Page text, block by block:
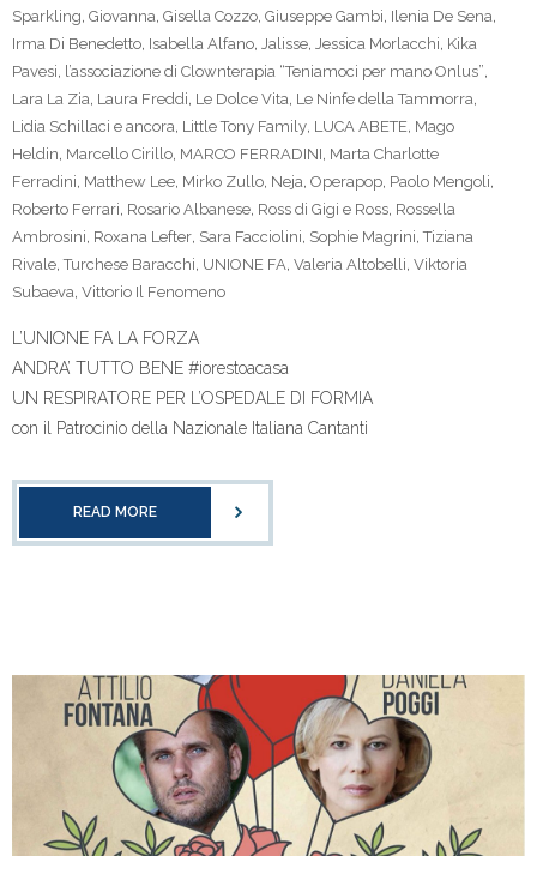
Sparkling, Giovanna, Gisella Cozzo, Giuseppe Gambi, Ilenia De Sena,
Irma Di Benedetto, Isabella Alfano, Jalisse, Jessica Morlacchi, Kika
Pavesi, l’associazione di Clownterapia “Teniamoci per mano Onlus”,
Lara La Zia, Laura Freddi, Le Dolce Vita, Le Ninfe della Tammorra,
Lidia Schillaci e ancora, Little Tony Family, LUCA ABETE, Mago
Heldin, Marcello Cirillo, MARCO FERRADINI, Marta Charlotte
Ferradini, Matthew Lee, Mirko Zullo, Neja, Operapop, Paolo Mengoli,
Roberto Ferrari, Rosario Albanese, Ross di Gigi e Ross, Rossella
Ambrosini, Roxana Lefter, Sara Facciolini, Sophie Magrini,Tiziana
Rivale,Turchese Baracchi, UNIONE FA, Valeria Altobelli, Viktoria
Subaeva, Vittorio Il Fenomeno
L’UNIONE FA LA FORZA
ANDRA’ TUTTO BENE #iorestoacasa
UN RESPIRATORE PER L’OSPEDALE DI FORMIA
con il Patrocinio della Nazionale Italiana Cantanti
READ MORE